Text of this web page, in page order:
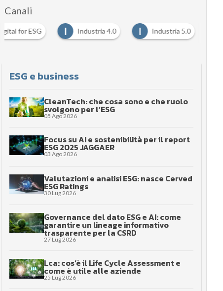
Canali
Digital for ESG I Industria 4.0 I Industria 5.0
ESG e business
CleanTech: che cosa sono e che ruolo
svolgono per l’ESG
05 Ago 2026
Focus su AI e sostenibilità per il report
ESG 2025 JAGGAER
03 Ago 2026
Valutazioni e analisi ESG: nasce Cerved
ESG Ratings
30 Lug 2026
Governance del dato ESG e AI: come
garantire un lineage informativo
trasparente per la CSRD
27 Lug 2026
Lca: cos’è il Life Cycle Assessment e
come è utile alle aziende
25 Lug 2026